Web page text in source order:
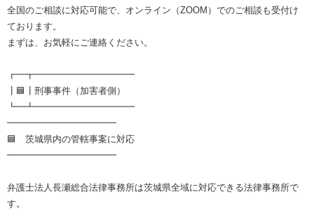
全国のご相談に対応可能で、オンライン（ZOOM）でのご相談も受付け
ております。
まずは、お気軽にご連絡ください。
┏━┳━━━━━━━━━━━
┃🟦┃刑事事件（加害者側）
┗━┻━━━━━━━━━━━
━━━━━━━━━━━━
🟦 茨城県内の管轄事案に対応
━━━━━━━━━━━━
弁護士法人長瀬総合法律事務所は茨城県全域に対応できる法律事務所で
す。